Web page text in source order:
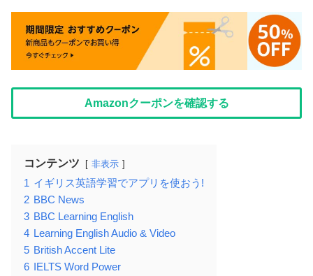
Amazonクーポンを確認する
コンテンツ 非表示
1 イギリス英語学習でアプリを使おう!
2 BBC News
3 BBC Learning English
4 Learning English Audio & Video
5 British Accent Lite
6
IELTS Word Power